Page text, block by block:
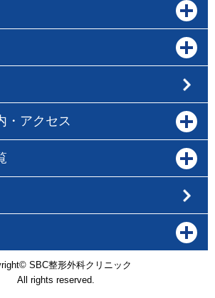
・アクセス
SBC整形外科クリニック
All rights reserved.